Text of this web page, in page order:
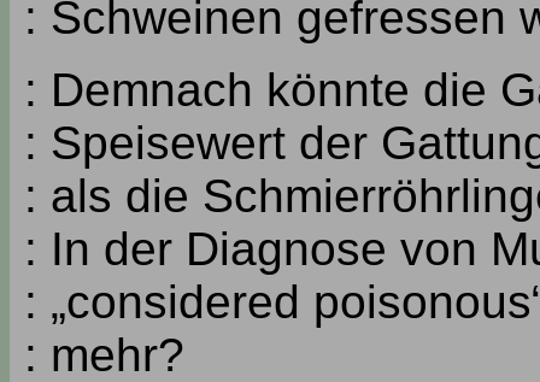
: Schweinen gefressen
: Demnach könnte die
: Speisewert der
: als die
: In der Diagnose von
: „considered
: mehr?